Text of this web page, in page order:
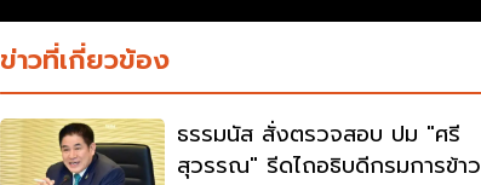
ข่าวที่เกี่ยวข้อง
ธรรมนัส สั่งตรวจสอบ ปม "ศรี
สุวรรณ" รีดไถอธิบดีกรมการข้าว